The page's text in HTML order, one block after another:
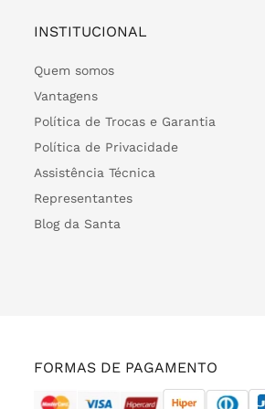
INSTITUCIONAL
Quem somos
Vantagens
Política de Trocas e Garantia
Política de Privacidade
Assistência Técnica
Representantes
Blog da Santa
FORMAS DE PAGAMENTO